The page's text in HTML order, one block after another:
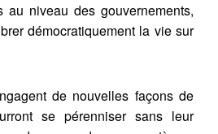
au niveau des gouvernements,
démocratiquement la vie sur
de nouvelles façons de
se pérenniser sans leur